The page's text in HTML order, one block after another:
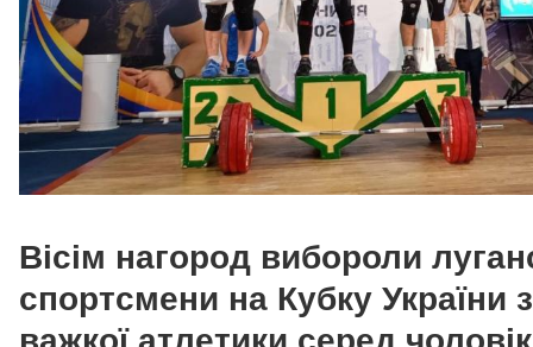
Вісім нагород вибороли
спортсмени на Кубку України з